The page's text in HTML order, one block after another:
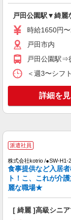
パート
戸田ケアコミュニテ
月
キー
パート
戸田ケアコミュニテ
キー
戸田公園駅▼綺麗
時給1650円
戸田市内
戸田公園駅⇒
＜週3〜シ
詳細を
派遣社員
株式会社kotrio /●SW-H1-
食事提供など入居
ト！こ、これが介
麗な職場★
[ 綺麗 ]高級シニア